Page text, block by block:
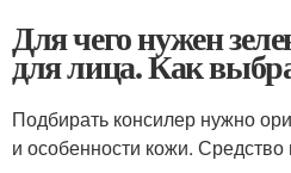
Для чего нужен
для лица. Как
Подбирать консилер нужно
и особенности кожи.